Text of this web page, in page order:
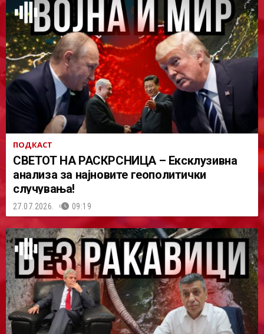
ПОДКАСТ
СВЕТОТ НА РАСКРСНИЦА – Ексклузивна
анализа за најновите геополитички
случувања!
27.07.2026. 09:19